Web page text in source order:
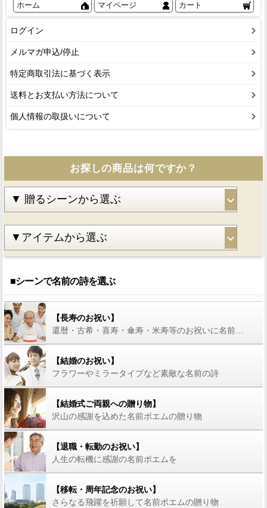
ホーム マイページ カート
ログイン
メルマガ申込/停止
特定商取引法に基づく表示
送料とお支払い方法について
個人情報の取扱いについて
お探しの商品は何ですか？
■シーンで名前の詩を選ぶ
【長寿のお祝い】
【結婚のお祝い】
フラワーやミラータイプなど素敵な名前の詩
【結婚式ご両親への贈り物】
沢山の感謝を込めた名前ポエムの贈り物
【退職・転勤のお祝い】
人生の転機に感謝の名前ポエムを
【移転・周年記念のお祝い】
さらなる飛躍を祈願して名前ポエムの贈り物